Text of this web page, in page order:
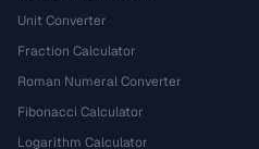
Unit Converter
Fraction Calculator
Roman Numeral Converter
Fibonacci Calculator
Logarithm Calculator